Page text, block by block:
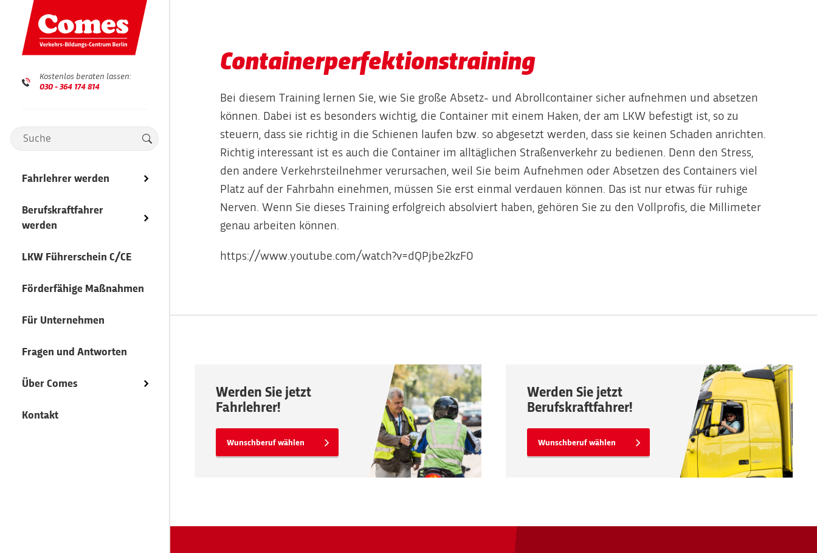
Kostenlos beraten lassen:
030 - 364 174 814
Fahrlehrer werden
Ausbildungsübersicht
Fahrlehrerausbildung
Berufskraftfahrer
werden
Ausbildungsübersicht
Lkw-Fahrer
Servicefahrer
Weiterbildung
Lehrgangstermine
Infotage
Förderfähige
LKW Führerschein C/CE
Förderfähige Maßnahmen
Für Unternehmen
Fragen und Antworten
Über Comes
Übersicht
Mitarbeiter
Kontakt
Containerperfektionstraining
Bei diesem Training lernen Sie, wie Sie große Absetz- und Abrollcontainer sicher aufnehmen und absetzen
können. Dabei ist es besonders wichtig, die Container mit einem Haken, der am LKW befestigt ist, so zu
steuern, dass sie richtig in die Schienen laufen bzw. so abgesetzt werden, dass sie keinen Schaden anrichten.
Richtig interessant ist es auch die Container im alltäglichen Straßenverkehr zu bedienen. Denn den Stress,
den andere Verkehrsteilnehmer verursachen, weil Sie beim Aufnehmen oder Absetzen des Containers viel
Platz auf der Fahrbahn einehmen, müssen Sie erst einmal verdauen können. Das ist nur etwas für ruhige
Nerven. Wenn Sie dieses Training erfolgreich absolviert haben, gehören Sie zu den Vollprofis, die Millimeter
genau arbeiten können.
https://www.youtube.com/watch?v=dQPjbe2kzF0
Werden Sie jetzt
Fahrlehrer!
Wunschberuf wählen
Werden Sie jetzt
Berufskraftfahrer!
Wunschberuf wählen